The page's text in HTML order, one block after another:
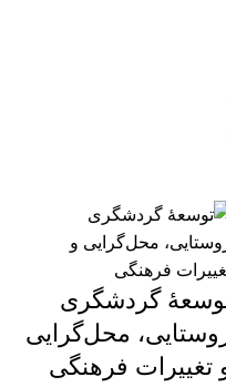
گردشگری
محل‌گرایی
تغییرات فرهنگی